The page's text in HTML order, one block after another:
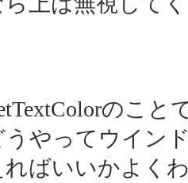
のこ
うやってウイン
ればいいかよく